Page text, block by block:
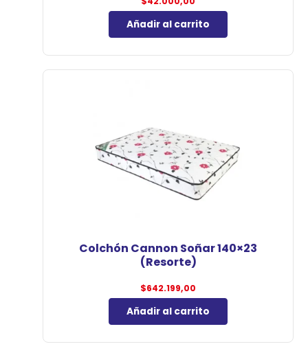
Añadir al carrito
Colchón Cannon Soñar 140×23
(Resorte)
$642.199,00
Añadir al carrito